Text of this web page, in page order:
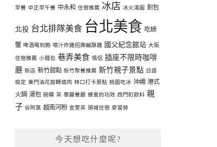
早餐 中正早午餐 中永和 住宿推薦 冰店 冰火湯圓 割包
北投 台北排隊美食 台北美食 吃螃
蟹 啤酒喝到飽 噴汁炸雞招牌鹹酥雞 國父紀念館站 大阪
住宿推薦 小籠包 巷弄美食 情侶 插座不限時咖啡
廳 新店 新竹甜點 新竹聚餐推薦 新竹親子景點 日語
檢定 東門油花旋轉燒肉 林口打卡景點 桃園吃冰 沖繩 港式
火鍋 湯包 碗粿 茶 華麗餐廳 蜂蜜的功效 西門町飲料 親
子 谷阿莫 越南河粉 金萱茶 頭城住宿 麥當勞
今天想吃什麼呢?